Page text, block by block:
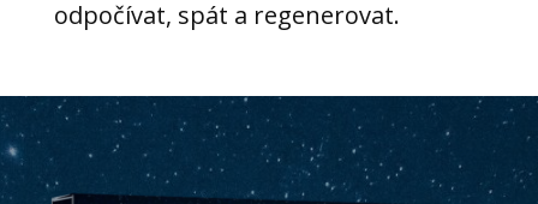
odpočívat, spát a regenerovat.